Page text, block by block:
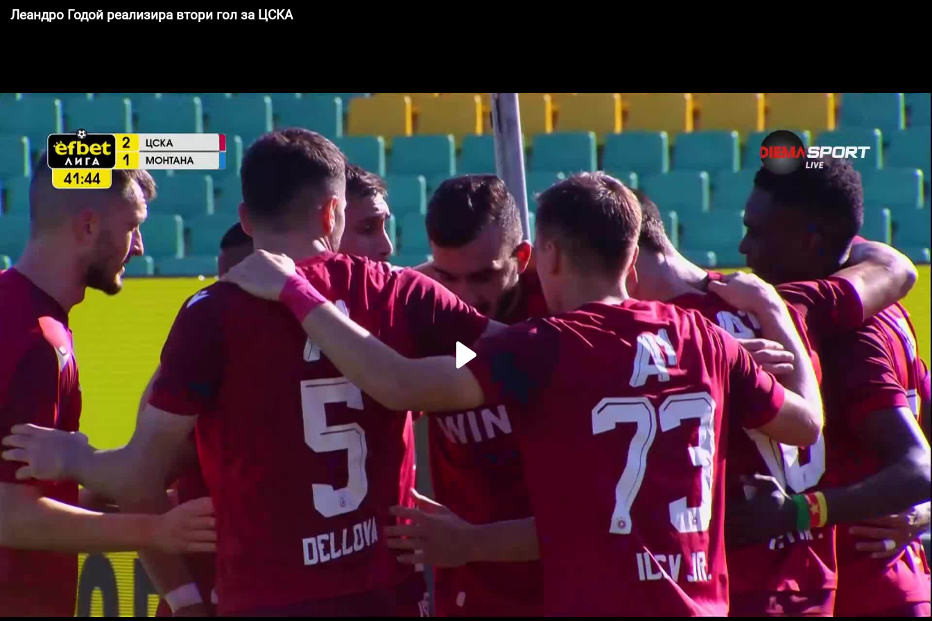
Леандро Годой реализира втори гол за ЦСКА